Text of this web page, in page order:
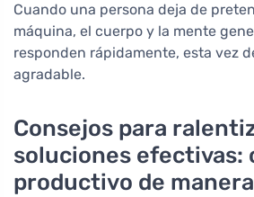
Cuando una persona deja de
máquina, el cuerpo y la mente
responden rápidamente, esta vez
agradable.
Consejos para
soluciones efectivas:
productivo de